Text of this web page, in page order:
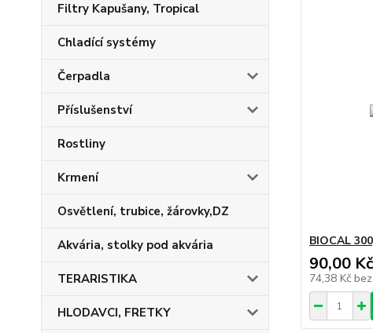
Filtry Kapušany, Tropical
Chladící systémy
Čerpadla
Příslušenství
Rostliny
Krmení
Osvětlení, trubice, žárovky,DZ
Akvária, stolky pod akvária
TERARISTIKA
HLODAVCI, FRETKY
BIOCAL
90,00 Kč
74,38 Kč